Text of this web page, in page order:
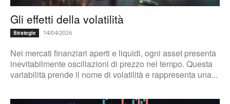
Gli effetti della volatilità
Strategie 14/04/2026
Nei mercati finanziari aperti e liquidi, ogni asset presenta
inevitabilmente oscillazioni di prezzo nel tempo. Questa
variabilità prende il nome di volatilità e rappresenta una...